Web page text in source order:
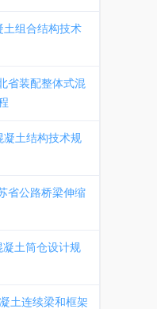
土组合结构技术
省装配整体式混
凝土结构技术规
省公路桥梁伸缩
凝土筒仓设计规
土连续梁和框架